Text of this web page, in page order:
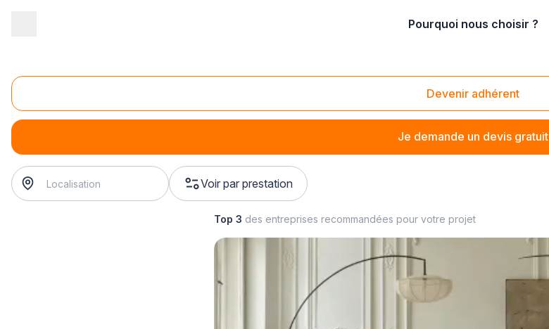
Pourquoi nous choisir ?
Devenir adhérent
Je demande un devis gratuit
Vente de bâches de protection
Vente de bâches de protection
Voir par prestation
Top 3 des entreprises recommandées pour votre projet